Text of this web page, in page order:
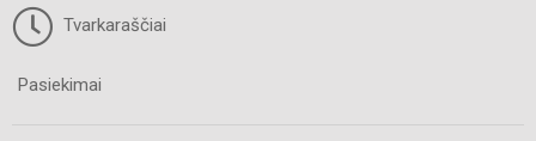
Tvarkaraščiai
Pasiekimai